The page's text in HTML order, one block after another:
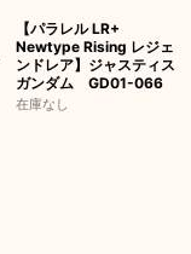
【パラレル LR+
Newtype Rising レジェ
ンドレア】ジャスティス
ガンダム GD01-066
在庫なし